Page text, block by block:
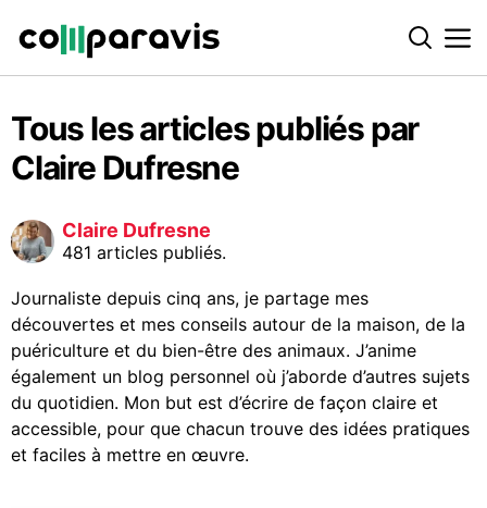
Tous les articles publiés par
Claire Dufresne
Claire Dufresne
481 articles publiés.
Journaliste depuis cinq ans, je partage mes
découvertes et mes conseils autour de la maison, de la
puériculture et du bien-être des animaux. J’anime
également un blog personnel où j’aborde d’autres sujets
du quotidien. Mon but est d’écrire de façon claire et
accessible, pour que chacun trouve des idées pratiques
et faciles à mettre en œuvre.